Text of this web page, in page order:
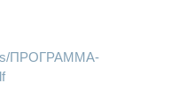
ΠΡΟΓΡΑΜΜΑ-